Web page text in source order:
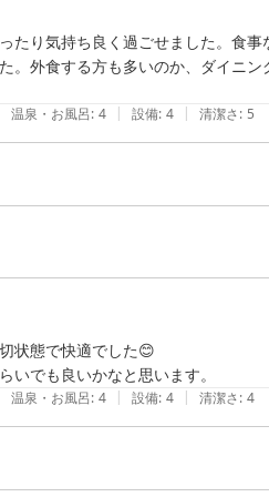
り気持ち良く過ごせました。食事
。外食する方も多いのか、ダイニ
温泉・お風呂: 4 | 設備: 4 | 清潔さ: 5
状態で快適でした😊
いでも良いかなと思います。
温泉・お風呂: 4 | 設備: 4 | 清潔さ: 4